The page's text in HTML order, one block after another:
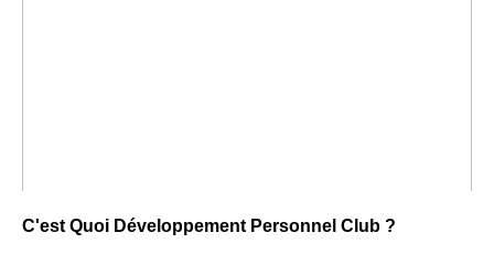
C'est Quoi Développement Personnel Club ?